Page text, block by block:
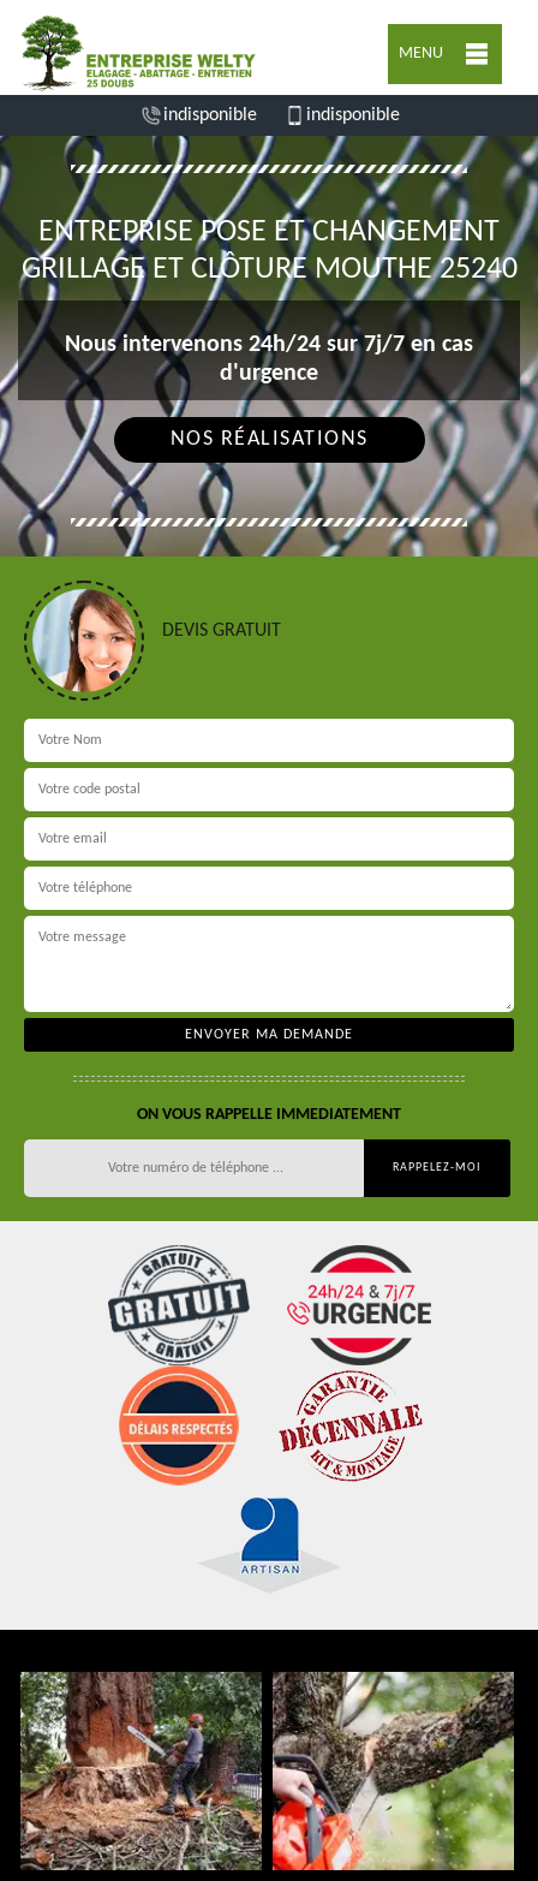
MENU
indisponible indisponible
ENTREPRISE POSE ET CHANGEMENT
GRILLAGE ET CLÔTURE MOUTHE 25240
Nous intervenons 24h/24 sur 7j/7 en cas
d'urgence
NOS RÉALISATIONS
DEVIS GRATUIT
ON VOUS RAPPELLE IMMEDIATEMENT